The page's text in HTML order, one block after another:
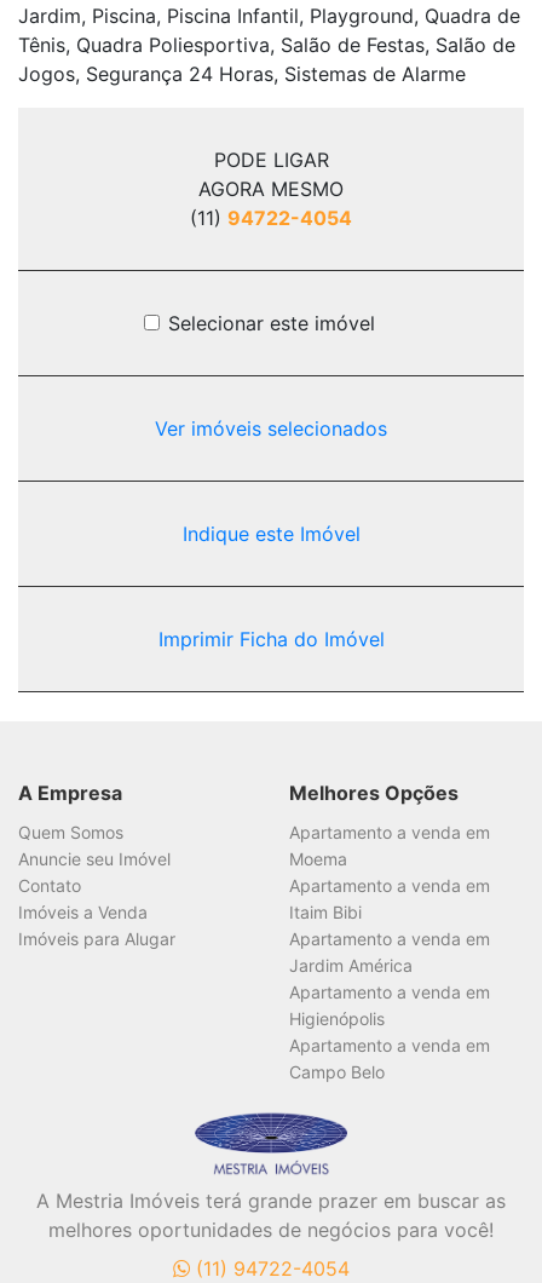
PODE LIGAR
AGORA MESMO
(11) 94722-4054
Selecionar este imóvel
Ver imóveis selecionados
Indique este Imóvel
Imprimir Ficha do Imóvel
Jardim, Piscina, Piscina Infantil, Playground, Quadra de
Tênis, Quadra Poliesportiva, Salão de Festas, Salão de
Jogos, Segurança 24 Horas, Sistemas de Alarme
A Empresa
Quem Somos
Anuncie seu Imóvel
Contato
Imóveis a Venda
Imóveis para Alugar
Melhores Opções
Apartamento a venda em
Moema
Apartamento a venda em
Itaim Bibi
Apartamento a venda em
Jardim América
Apartamento a venda em
Higienópolis
Apartamento a venda em
Campo Belo
A Mestria Imóveis terá grande prazer em buscar as
melhores oportunidades de negócios para você!
(11) 94722-4054